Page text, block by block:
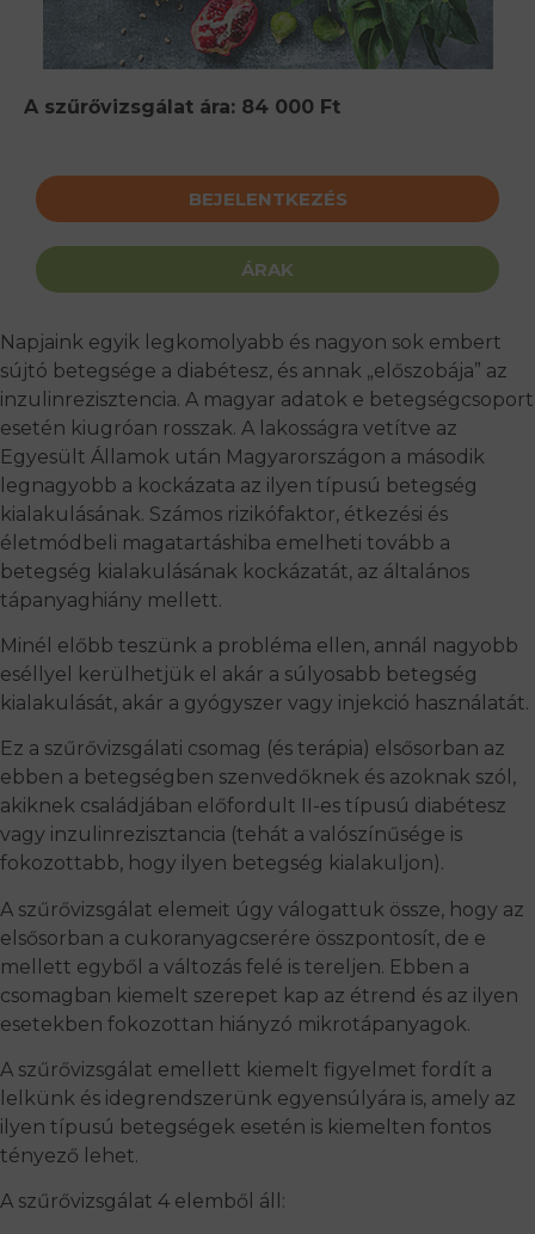
A szűrővizsgálat ára: 84 000 Ft
BEJELENTKEZÉS
ÁRAK
Napjaink egyik legkomolyabb és nagyon sok embert
sújtó betegsége a diabétesz, és annak „előszobája” az
inzulinrezisztencia. A magyar adatok e betegségcsoport
esetén kiugróan rosszak. A lakosságra vetítve az
Egyesült Államok után Magyarországon a második
legnagyobb a kockázata az ilyen típusú betegség
kialakulásának. Számos rizikófaktor, étkezési és
életmódbeli magatartáshiba emelheti tovább a
betegség kialakulásának kockázatát, az általános
tápanyaghiány mellett.
Minél előbb teszünk a probléma ellen, annál nagyobb
eséllyel kerülhetjük el akár a súlyosabb betegség
kialakulását, akár a gyógyszer vagy injekció használatát.
Ez a szűrővizsgálati csomag (és terápia) elsősorban az
ebben a betegségben szenvedőknek és azoknak szól,
akiknek családjában előfordult II-es típusú diabétesz
vagy inzulinrezisztancia (tehát a valószínűsége is
fokozottabb, hogy ilyen betegség kialakuljon).
A szűrővizsgálat elemeit úgy válogattuk össze, hogy az
elsősorban a cukoranyagcserére összpontosít, de e
mellett egyből a változás felé is tereljen. Ebben a
csomagban kiemelt szerepet kap az étrend és az ilyen
esetekben fokozottan hiányzó mikrotápanyagok.
A szűrővizsgálat emellett kiemelt figyelmet fordít a
lelkünk és idegrendszerünk egyensúlyára is, amely az
ilyen típusú betegségek esetén is kiemelten fontos
tényező lehet.
A szűrővizsgálat 4 elemből áll: